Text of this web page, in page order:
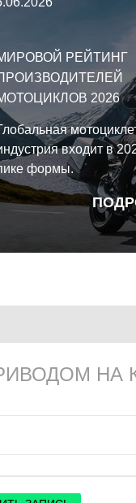
РЕЙТИНГ
2026
входит в
формы.
НА